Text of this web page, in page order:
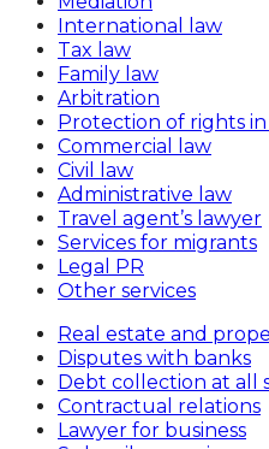
International law
Tax law
Family law
Arbitration
Protection of rights
Commercial law
Civil law
Administrative law
Travel agent’s lawyer
Services for migrants
Legal PR
Other services
Real estate and
Disputes with banks
Debt collection at all
Contractual relations
Lawyer for business